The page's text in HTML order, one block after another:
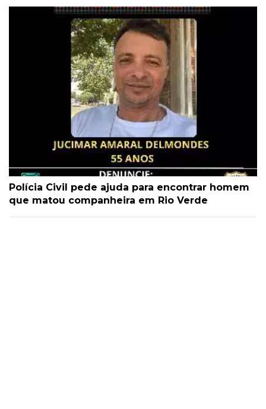
Polícia Civil pede ajuda para encontrar homem
que matou companheira em Rio Verde